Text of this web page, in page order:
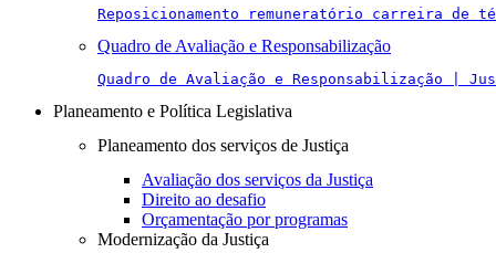
Reposicionamento remuneratório carreira
Quadro de Avaliação e Responsabilização
Quadro de Avaliação e Responsabilização |
Planeamento e Política Legislativa
Planeamento dos serviços de Justiça
Avaliação dos serviços da Justiça
Direito ao desafio
Orçamentação por programas
Modernização da Justiça